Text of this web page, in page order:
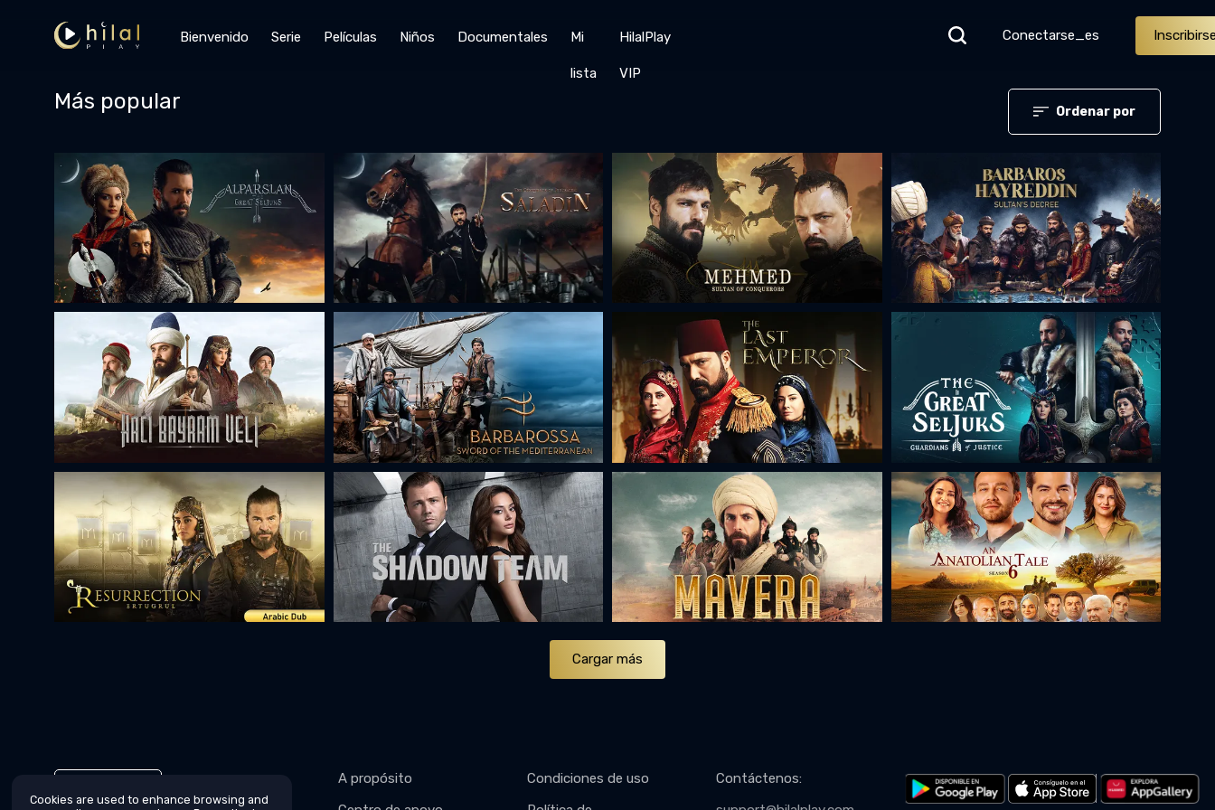
Bienvenido Serie Películas Niños Documentales Mi
lista
HilalPlay
VIP
Conectarse_es
Más popular Ordenar por
Cargar más
Cookies are used to enhance browsing and
A propósito
Condiciones de uso
Contáctenos: